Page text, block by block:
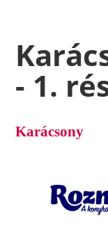
- 1.
Karácsony